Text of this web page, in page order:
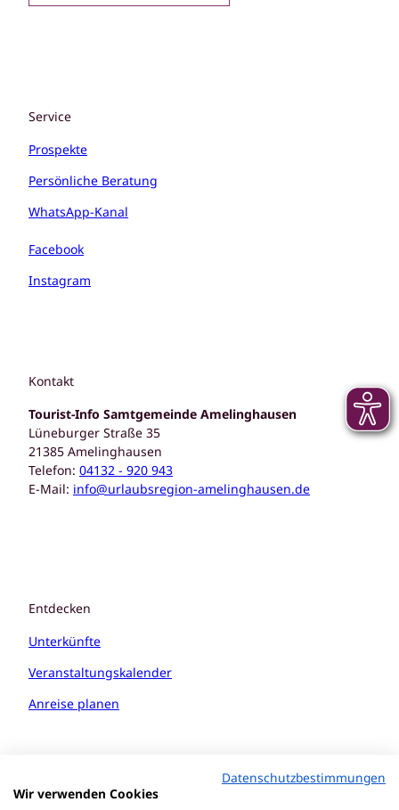
Service
Prospekte
Persönliche Beratung
WhatsApp-Kanal
Facebook
Instagram
Kontakt
Tourist-Info Samtgemeinde Amelinghausen
Lüneburger Straße 35
21385 Amelinghausen
Telefon: 04132 - 920 943
E-Mail: info@urlaubsregion-amelinghausen.de
Entdecken
Unterkünfte
Veranstaltungskalender
Anreise planen
Datenschutzbestimmungen
Wir verwenden Cookies